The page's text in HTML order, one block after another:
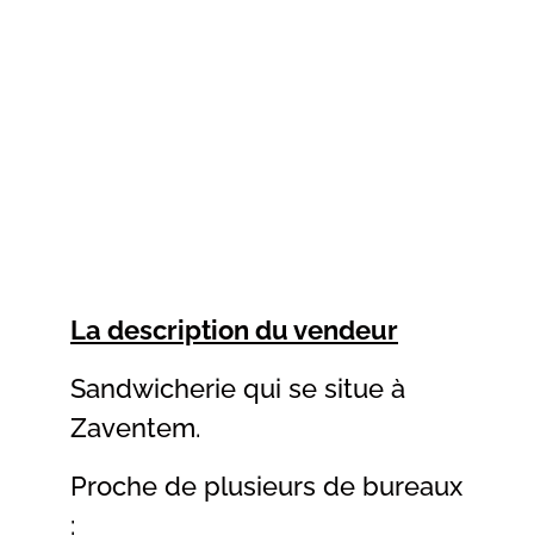
La description du vendeur
Sandwicherie qui se situe à
Zaventem.
Proche de plusieurs de bureaux
: